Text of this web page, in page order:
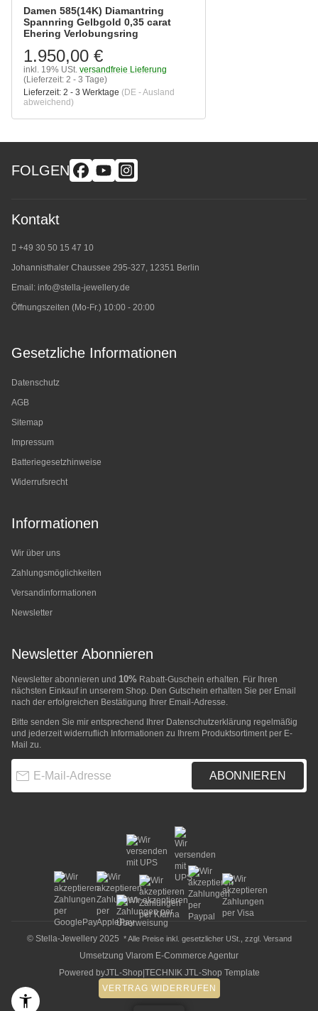
Damen 585(14K) Diamantring
Spannring Gelbgold 0,35 carat
Ehering Verlobungsring
1.950,00 €
inkl. 19% USt. versandfreie Lieferung
(Lieferzeit: 2 - 3 Tage)
Lieferzeit: 2 - 3 Werktage (DE - Ausland
abweichend)
FOLGEN
Kontakt
+49 30 50 15 47 10
Johannisthaler Chaussee 295-327, 12351 Berlin
Email: info@stella-jewellery.de
Öffnungszeiten (Mo-Fr.) 10:00 - 20:00
Gesetzliche Informationen
Datenschutz
AGB
Sitemap
Impressum
Batteriegesetzhinweise
Widerrufsrecht
Informationen
Wir über uns
Zahlungsmöglichkeiten
Versandinformationen
Newsletter
Newsletter Abonnieren
Newsletter abonnieren und 10% Rabatt-Guschein erhalten. Für Ihren
nächsten Einkauf in unserem Shop. Den Gutschein erhalten Sie per Email
nach der erfolgreichen Bestätigung Ihrer Email-Adresse.
Bitte senden Sie mir entsprechend Ihrer Datenschutzerklärung regelmäßig
und jederzeit widerruflich Informationen zu Ihrem Produktsortiment per E-
Mail zu.
ABONNIEREN
© Stella-Jewellery 2025 * Alle Preise inkl. gesetzlicher USt., zzgl. Versand
Umsetzung Vlarom E-Commerce Agentur
Powered byJTL-Shop TECHNIK JTL-Shop Template
VERTRAG WIDERRUFEN